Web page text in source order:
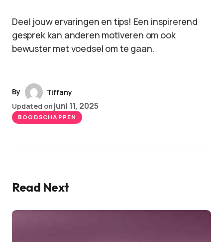
Deel jouw ervaringen en tips! Een inspirerend
gesprek kan anderen motiveren om ook
bewuster met voedsel om te gaan.
By
Tiffany
Updated on juni 11, 2025
BOODSCHAPPEN
Read Next